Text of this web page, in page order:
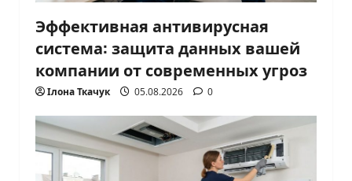
Эффективная антивирусная
система: защита данных вашей
компании от современных угроз
Ілона Ткачук 05.08.2026 0